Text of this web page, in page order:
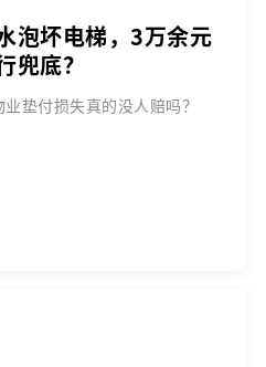
泡坏电梯，3万余元
兜底？
垫付损失真的没人赔吗？